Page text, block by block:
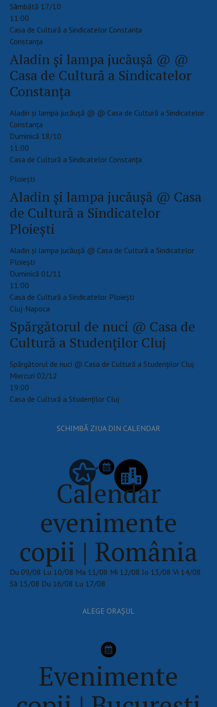
Sâmbătă 17/10
11:00
Casa de Cultură a Sindicatelor Constanţa
Constanţa
Aladin și lampa jucăușă @ @
Casa de Cultură a Sindicatelor
Constanţa
Aladin și lampa jucăușă @ @ Casa de Cultură a Sindicatelor
Constanţa
Duminică 18/10
11:00
Casa de Cultură a Sindicatelor Constanţa
Ploieşti
Aladin și lampa jucăușă @ Casa
de Cultură a Sindicatelor
Ploiești
Aladin și lampa jucăușă @ Casa de Cultură a Sindicatelor
Ploiești
Duminică 01/11
11:00
Casa de Cultură a Sindicatelor Ploieşti
Cluj-Napoca
Spărgătorul de nuci @ Casa de
Cultură a Studenților Cluj
Spărgătorul de nuci @ Casa de Cultură a Studenților Cluj
Miercuri 02/12
19:00
Casa de Cultură a Studenților Cluj
SCHIMBĂ ZIUA DIN CALENDAR
Calendar
evenimente
copii | România
Du 09/08 Lu 10/08 Ma 11/08 Mi 12/08 Jo 13/08 Vi 14/08
Sâ 15/08 Du 16/08 Lu 17/08
ALEGE ORAȘUL
Evenimente